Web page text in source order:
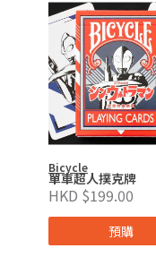
Bicycle
單車超人撲克牌
HKD $199.00
預購